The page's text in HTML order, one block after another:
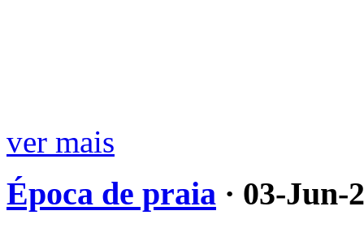
ver mais
Época de praia · 03-Jun-